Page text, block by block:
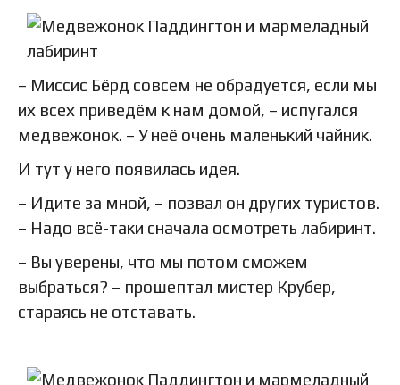
– Миссис Бёрд совсем не обрадуется, если мы
их всех приведём к нам домой, – испугался
медвежонок. – У неё очень маленький чайник.
И тут у него появилась идея.
– Идите за мной, – позвал он других туристов.
– Надо всё-таки сначала осмотреть лабиринт.
– Вы уверены, что мы потом сможем
выбраться? – прошептал мистер Крубер,
стараясь не отставать.